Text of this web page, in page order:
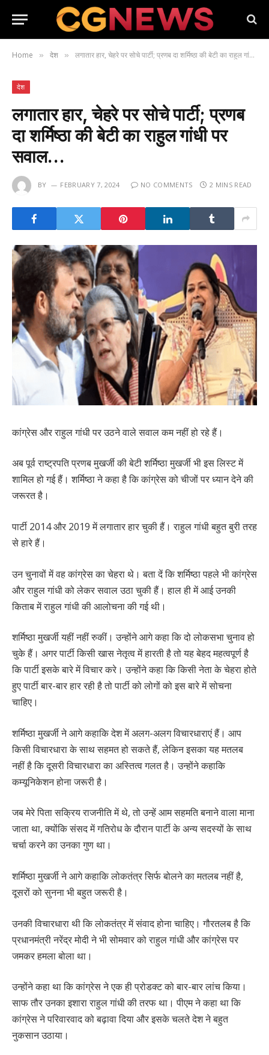
Home » देश » लगातार हार, चेहरे पर सोचे पार्टी; प्रणब दा शर्मिष्ठा की बेटी का राहुल गांधी पर सवाल…
देश
लगातार हार, चेहरे पर सोचे पार्टी; प्रणब
दा शर्मिष्ठा की बेटी का राहुल गांधी पर
सवाल…
BY FEBRUARY 7, 2024 NO COMMENTS 2 MINS READ
कांग्रेस और राहुल गांधी पर उठने वाले सवाल कम नहीं हो रहे हैं।
अब पूर्व राष्ट्रपति प्रणब मुखर्जी की बेटी शर्मिष्ठा मुखर्जी भी इस लिस्ट में
शामिल हो गई हैं। शर्मिष्ठा ने कहा है कि कांग्रेस को चीजों पर ध्यान देने की
जरूरत है।
पार्टी 2014 और 2019 में लगातार हार चुकी हैं। राहुल गांधी बहुत बुरी तरह
से हारे हैं।
उन चुनावों में वह कांग्रेस का चेहरा थे। बता दें कि शर्मिष्ठा पहले भी कांग्रेस
और राहुल गांधी को लेकर सवाल उठा चुकी हैं। हाल ही में आई उनकी
किताब में राहुल गांधी की आलोचना की गई थी।
शर्मिष्ठा मुखर्जी यहीं नहीं रुकीं। उन्होंने आगे कहा कि दो लोकसभा चुनाव हो
चुके हैं। अगर पार्टी किसी खास नेतृत्व में हारती है तो यह बेहद महत्वपूर्ण है
कि पार्टी इसके बारे में विचार करे। उन्होंने कहा कि किसी नेता के चेहरा होते
हुए पार्टी बार-बार हार रही है तो पार्टी को लोगों को इस बारे में सोचना
चाहिए।
शर्मिष्ठा मुखर्जी ने आगे कहाकि देश में अलग-अलग विचारधाराएं हैं। आप
किसी विचारधारा के साथ सहमत हो सकते हैं, लेकिन इसका यह मतलब
नहीं है कि दूसरी विचारधारा का अस्तित्व गलत है। उन्होंने कहाकि
कम्यूनिकेशन होना जरूरी है।
जब मेरे पिता सक्रिय राजनीति में थे, तो उन्हें आम सहमति बनाने वाला माना
जाता था, क्योंकि संसद में गतिरोध के दौरान पार्टी के अन्य सदस्यों के साथ
चर्चा करने का उनका गुण था।
शर्मिष्ठा मुखर्जी ने आगे कहाकि लोकतंत्र सिर्फ बोलने का मतलब नहीं है,
दूसरों को सुनना भी बहुत जरूरी है।
उनकी विचारधारा थी कि लोकतंत्र में संवाद होना चाहिए। गौरतलब है कि
प्रधानमंत्री नरेंद्र मोदी ने भी सोमवार को राहुल गांधी और कांग्रेस पर
जमकर हमला बोला था।
उन्होंने कहा था कि कांग्रेस ने एक ही प्रोडक्ट को बार-बार लांच किया।
साफ तौर उनका इशारा राहुल गांधी की तरफ था। पीएम ने कहा था कि
कांग्रेस ने परिवारवाद को बढ़ावा दिया और इसके चलते देश ने बहुत
नुकसान उठाया।